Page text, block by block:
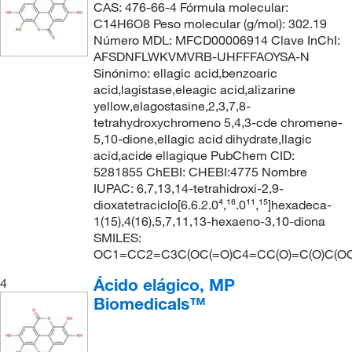
CAS: 476-66-4 Fórmula molecular:
C14H6O8 Peso molecular (g/mol): 302.19
Número MDL: MFCD00006914 Clave InChI:
AFSDNFLWKVMVRB-UHFFFAOYSA-N
Sinónimo: ellagic acid,benzoaric
acid,lagistase,eleagic acid,alizarine
yellow,elagostasine,2,3,7,8-
tetrahydroxychromeno 5,4,3-cde chromene-
5,10-dione,ellagic acid dihydrate,llagic
acid,acide ellagique PubChem CID:
5281855 ChEBI: CHEBI:4775 Nombre
IUPAC: 6,7,13,14-tetrahidroxi-2,9-
dioxatetraciclo[6.6.2.0⁴,¹⁶.0¹¹,¹⁵]hexadeca-
1(15),4(16),5,7,11,13-hexaeno-3,10-diona
SMILES:
4
Ácido elágico, MP
Biomedicals™